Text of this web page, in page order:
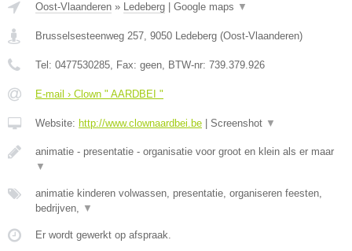
Oost-Vlaanderen » Ledeberg Google maps ▼
Brusselsesteenweg 257, 9050 Ledeberg (Oost-Vlaanderen)
Tel: 0477530285, Fax: geen, BTW-nr: 739.379.926
E-mail › Clown " AARDBEI "
Website: http://www.clownaardbei.be Screenshot ▼
animatie - presentatie - organisatie voor groot en klein als er maar
▼
animatie kinderen volwassen, presentatie, organiseren feesten,
bedrijven, ▼
Er wordt gewerkt op afspraak.